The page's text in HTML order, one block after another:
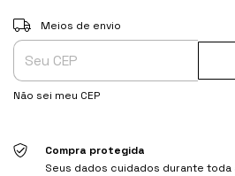
Entregas para o CEP:
Meios de envio
Não sei meu CEP
Compra protegida
Seus dados cuidados durante toda